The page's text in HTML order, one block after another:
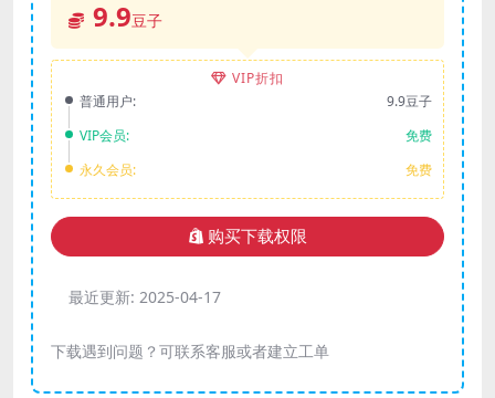
9.9豆子
VIP折扣
普通用户:
9.9豆子
VIP会员:
免费
永久会员:
免费
购买下载权限
最近更新: 2025-04-17
下载遇到问题？可联系客服或者建立工单